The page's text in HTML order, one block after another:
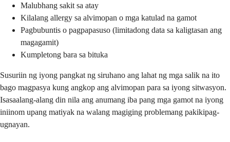
Malubhang sakit sa atay
Kilalang allergy sa alvimopan o mga katulad na gamot
Pagbubuntis o pagpapasuso (limitadong data sa kaligtasan ang
magagamit)
Kumpletong bara sa bituka
Susuriin ng iyong pangkat ng siruhano ang lahat ng mga salik na ito
bago magpasya kung angkop ang alvimopan para sa iyong sitwasyon.
Isasaalang-alang din nila ang anumang iba pang mga gamot na iyong
iniinom upang matiyak na walang magiging problemang pakikipag-
ugnayan.